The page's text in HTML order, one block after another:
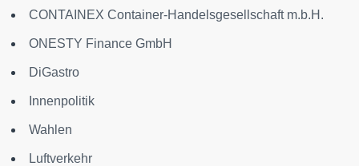
CONTAINEX Container-Handelsgesellschaft m.b.H.
ONESTY Finance GmbH
DiGastro
Innenpolitik
Wahlen
Luftverkehr